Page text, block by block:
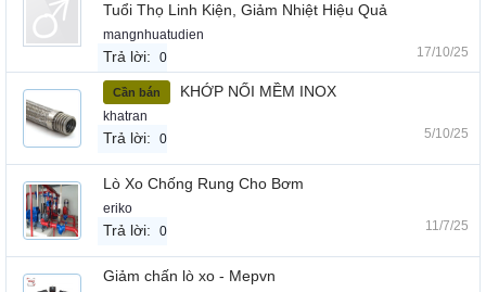
Tuổi Thọ Linh Kiện, Giảm Nhiệt Hiệu Quả
mangnhuatudien
Trả lời: 0 17/10/25
Cần bán KHỚP NỐI MỀM INOX
khatran
Trả lời: 0 5/10/25
Lò Xo Chống Rung Cho Bơm
eriko
Trả lời: 0 11/7/25
Giảm chấn lò xo - Mepvn